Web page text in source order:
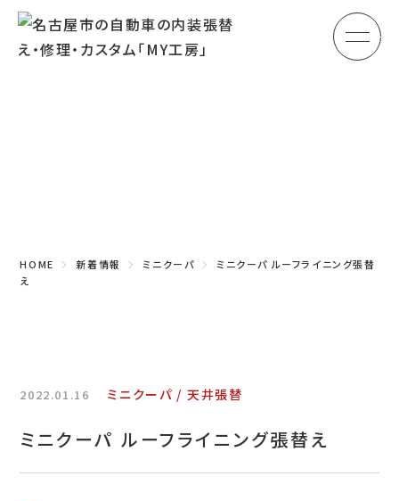
メ
お問い合わせ
特定商取引表示
HOME 新着情報 ミニクーパ
ミニクーパ ルーフライニング張替
え
2022.01.16 ミニクーパ 天井張替
ミニクーパ ルーフライニング張替え